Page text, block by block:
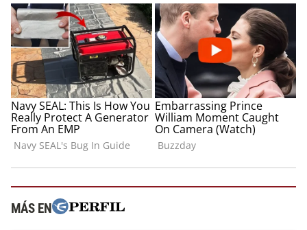
MÁS EN